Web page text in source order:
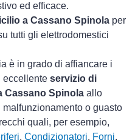
ed efficace.
a Cassano Spinola per
tutti gli elettrodomestici
è in grado di affiancare i
eccellente servizio di
Cassano Spinola allo
o guasto
quali, per esempio,
, Condizionatori, Forni,